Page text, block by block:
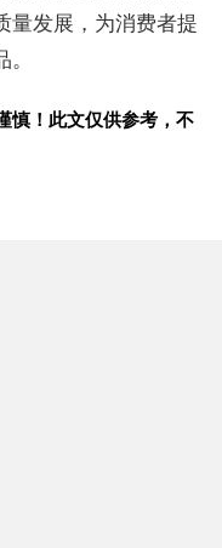
量发展，为消费者提
慎！此文仅供参考，不